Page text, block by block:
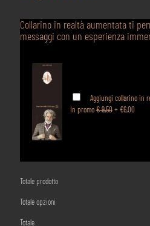
Collarino in realtà aumentata ti
messaggi con un esperienza
Aggiungi collarino in
In promo€ 9,50+€6,00
Totale prodotto
Totale opzioni
Totale